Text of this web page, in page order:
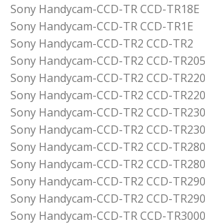
Sony Handycam-CCD-TR CCD-TR18E
Sony Handycam-CCD-TR CCD-TR1E
Sony Handycam-CCD-TR2 CCD-TR2
Sony Handycam-CCD-TR2 CCD-TR205
Sony Handycam-CCD-TR2 CCD-
Sony Handycam-CCD-TR2 CCD-
Sony Handycam-CCD-TR2 CCD-
Sony Handycam-CCD-TR2 CCD-
Sony Handycam-CCD-TR2 CCD-TR280
Sony Handycam-CCD-TR2 CCD-
Sony Handycam-CCD-TR2 CCD-TR290
Sony Handycam-CCD-TR2 CCD-
Sony Handycam-CCD-TR CCD-TR3000